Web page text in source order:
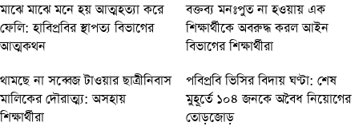
মাঝে মাঝে মনে হয় আত্মহত্যা করে
ফেলি: হাবিপ্রবির স্থাপত্য বিভাগের
আত্মকথন
বক্তব্য মনঃপুত না হওয়ায় এক
শিক্ষার্থীকে অবরুদ্ধ করল আইন
বিভাগের শিক্ষার্থীরা
থামছে না সব্বেজ টাওয়ার ছাত্রীনিবাস
মালিকের দৌরাত্ম্য: অসহায়
শিক্ষার্থীরা
পবিপ্রবি ভিসির বিদায় ঘণ্টা: শেষ
মুহূর্তে ১০৪ জনকে অবৈধ নিয়োগের
তোড়জোড়